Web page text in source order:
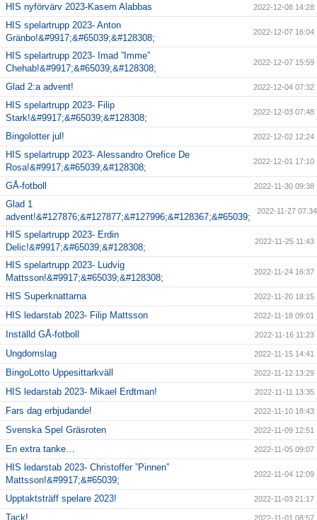
HIS nyförvärv 2023-Kasem Alabbas 2022-12-08 14:28
HIS spelartrupp 2023- Anton
Gränbo!&#9917;&#65039;&#128308;
2022-12-07 16:04
HIS spelartrupp 2023- Imad ”Imme”
Chehab!&#9917;&#65039;&#128308;
2022-12-07 15:59
Glad 2:a advent! 2022-12-04 07:32
HIS spelartrupp 2023- Filip
Stark!&#9917;&#65039;&#128308;
2022-12-03 07:48
Bingolotter jul! 2022-12-02 12:24
HIS spelartrupp 2023- Alessandro Orefice De
Rosa!&#9917;&#65039;&#128308;
2022-12-01 17:10
GÅ-fotboll 2022-11-30 09:38
Glad 1
advent!&#127876;&#127877;&#127996;&#128367;&#65039;
2022-11-27 07:34
HIS spelartrupp 2023- Erdin
Delic!&#9917;&#65039;&#128308;
2022-11-25 11:43
HIS spelartrupp 2023- Ludvig
Mattsson!&#9917;&#65039;&#128308;
2022-11-24 16:37
HIS Superknattarna 2022-11-20 18:15
HIS ledarstab 2023- Filip Mattsson 2022-11-18 09:01
Inställd GÅ-fotboll 2022-11-16 11:23
Ungdomslag 2022-11-15 14:41
BingoLotto Uppesittarkväll 2022-11-12 13:29
HIS ledarstab 2023- Mikael Erdtman! 2022-11-11 13:35
Fars dag erbjudande! 2022-11-10 18:43
Svenska Spel Gräsroten 2022-11-09 12:51
En extra tanke… 2022-11-05 09:07
HIS ledarstab 2023- Christoffer ”Pinnen”
Mattsson!&#9917;&#65039;
2022-11-04 12:09
Upptaktsträff spelare 2023! 2022-11-03 21:17
Tack! 2022-11-01 08:57